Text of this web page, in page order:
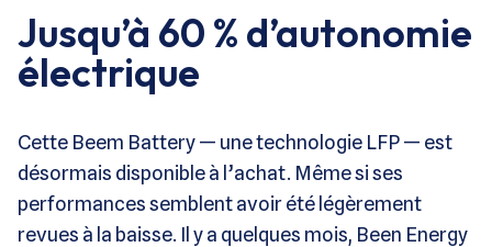
Jusqu’à 60 % d’autonomie
électrique
Cette Beem Battery — une technologie LFP — est
désormais disponible à l’achat. Même si ses
performances semblent avoir été légèrement
revues à la baisse. Il y a quelques mois, Been Energy